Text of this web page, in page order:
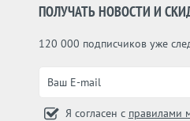
ПОЛУЧАТЬ НОВОСТИ И
120 000 подписчиков уже
Я согласен с правилами